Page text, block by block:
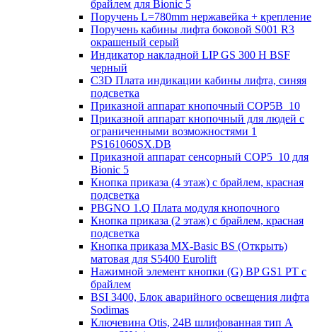
брайлем для Bionic 5
Поручень L=780mm нержавейка + крепление
Поручень кабины лифта боковой S001 R3
окрашеный серый
Индикатор накладной LIP GS 300 H BSF
черный
C3D Плата индикации кабины лифта, синяя
подсветка
Приказной аппарат кнопочный COP5B_10
Приказной аппарат кнопочный для людей с
ограниченными возможностями 1
PS161060SX.DB
Приказной аппарат сенсорный COP5_10 для
Bionic 5
Кнопка приказа (4 этаж) с брайлем, красная
подсветка
PBGNO 1.Q Плата модуля кнопочного
Кнопка приказа (2 этаж) с брайлем, красная
подсветка
Кнопка приказа MX-Basic BS (Открыть)
матовая для S5400 Eurolift
Нажимной элемент кнопки (G) BP GS1 PT с
брайлем
BSI 3400, Блок аварийного освещения лифта
Sodimas
Ключевина Otis, 24В шлифованная тип А